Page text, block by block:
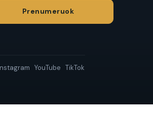
Prenumeruok
YouTube TikTok